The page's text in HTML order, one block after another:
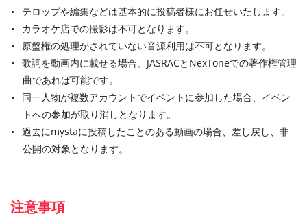
テロップや編集などは基本的に投稿者様にお任せいたします。
カラオケ店での撮影は不可となります。
原盤権の処理がされていない音源利用は不可となります。
歌詞を動画内に載せる場合、JASRACとNexToneでの著作権管理
曲であれば可能です。
同一人物が複数アカウントでイベントに参加した場合、イベン
トへの参加が取り消しとなります。
過去にmystaに投稿したことのある動画の場合、差し戻し、非
公開の対象となります。
注意事項